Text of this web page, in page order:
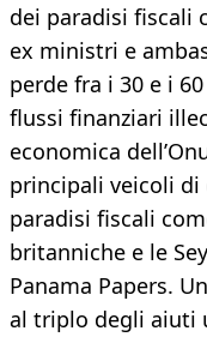
dei paradisi fiscali
ex ministri e
perde fra i 30 e i
flussi finanziari
economica
principali veicoli
paradisi fiscali
britanniche e le
Panama Papers.
al triplo degli aiuti